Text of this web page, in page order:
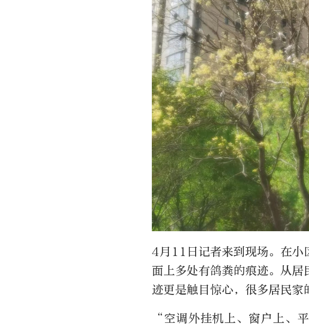
4月11日记者来到现场。在小
面上多处有鸽粪的痕迹。从
迹更是触目惊心，很多居民家
“空调外挂机上、窗户上、